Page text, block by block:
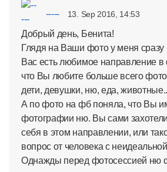
----- 13. Sep 2016, 14:53
Добрый день, Бенита!
Глядя на Ваши фото у меня сразу
Вас есть любимое направление
что Вы любите больше всего
дети, девушки, ню, еда,
А по фото на фб поняла, что Вы
фотографии ню. Вы сами
себя в этом направлении, или
вопрос от человека с
Однажды перед фотосессией ню